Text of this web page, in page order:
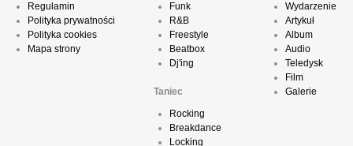
Regulamin
Polityka prywatności
Polityka cookies
Mapa strony
Funk
R&B
Freestyle
Beatbox
Dj'ing
Taniec
Rocking
Breakdance
Locking
Wydarzenie
Artykuł
Album
Audio
Teledysk
Film
Galerie